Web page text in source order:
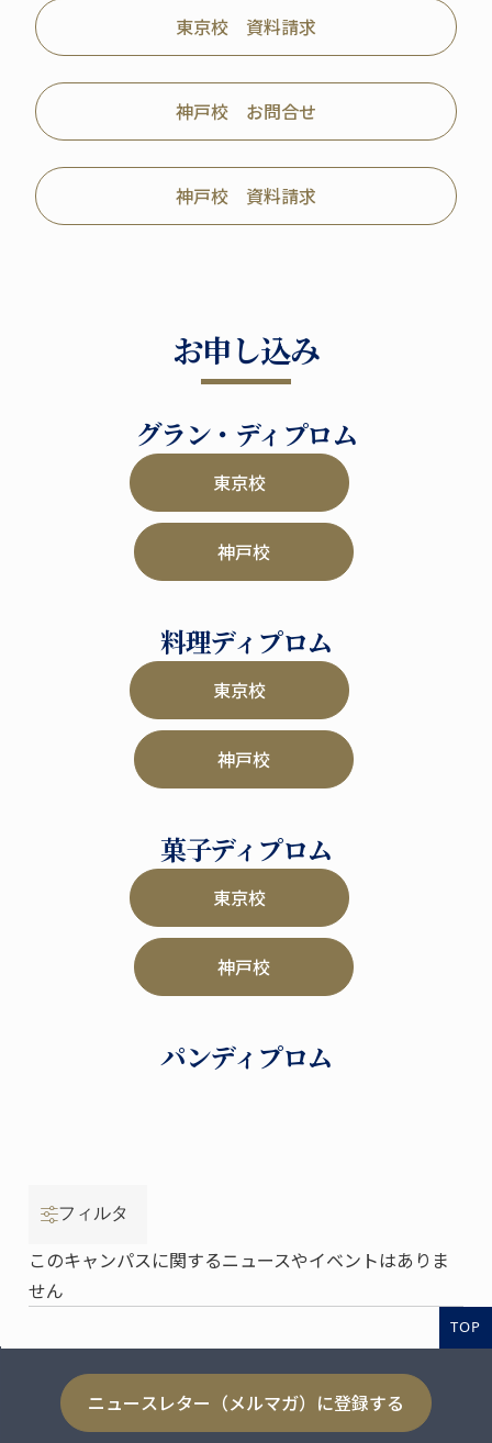
東京校 資料請求
神戸校 お問合せ
神戸校 資料請求
お申し込み
グラン・ディプロム
東京校
神戸校
料理ディプロム
東京校
神戸校
菓子ディプロム
東京校
神戸校
パンディプロム
フィルタ
このキャンパスに関するニュースやイベントはありま
せん
TOP
ニュースレター（メルマガ）に登録する